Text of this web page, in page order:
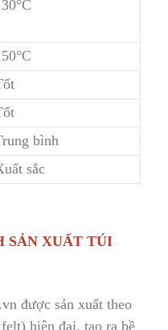
°C
bình
sắc
SẢN XUẤT TÚI
được sản xuất theo
hiện đại, tạo ra bề